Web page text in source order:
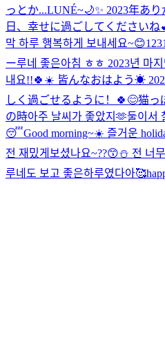
っとか...LUNÉ~🌙✨️ 2023年あ
日、幸せに過ごしてくださいね
막 하루 행복하게 보내세요~😊
ー루네 좋은아침 ㅎㅎ 2023년 마
내요!!🍀☀️ 皆んなおはよう☀
しく過ごせるように！🍀😊猫っ
の時아주 날씨가 좋았지🫶둘이서
😴Good morning~☀️ 즐거운
전 재밌게보셨나요~??😙⛄️ 전 너
루네도 보고 좋은하루였다아🥰